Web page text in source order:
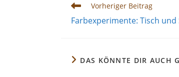
Weitere
Artikel
ansehen
Vorheriger Beitrag
Farbexperimente: Tisch
DAS KÖNNTE DIR AUCH